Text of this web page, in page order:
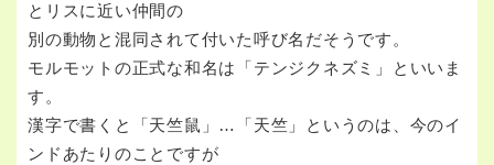
とリスに近い仲間の
別の動物と混同されて付いた呼び名だそうです。
モルモットの正式な和名は「テンジクネズミ」といいま
す。
漢字で書くと「天竺鼠」…「天竺」というのは、今のイ
ンドあたりのことですが